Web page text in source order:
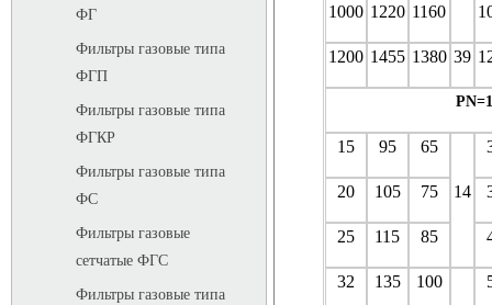
ФГ
Фильтры газовые типа
ФГП
Фильтры газовые типа
ФГКР
Фильтры газовые типа
ФС
Фильтры газовые
сетчатые ФГС
Фильтры газовые типа
1000 1220 1160
1200 1455 1380 39
15 95 65
14
20 105 75
25 115 85
32 135 100